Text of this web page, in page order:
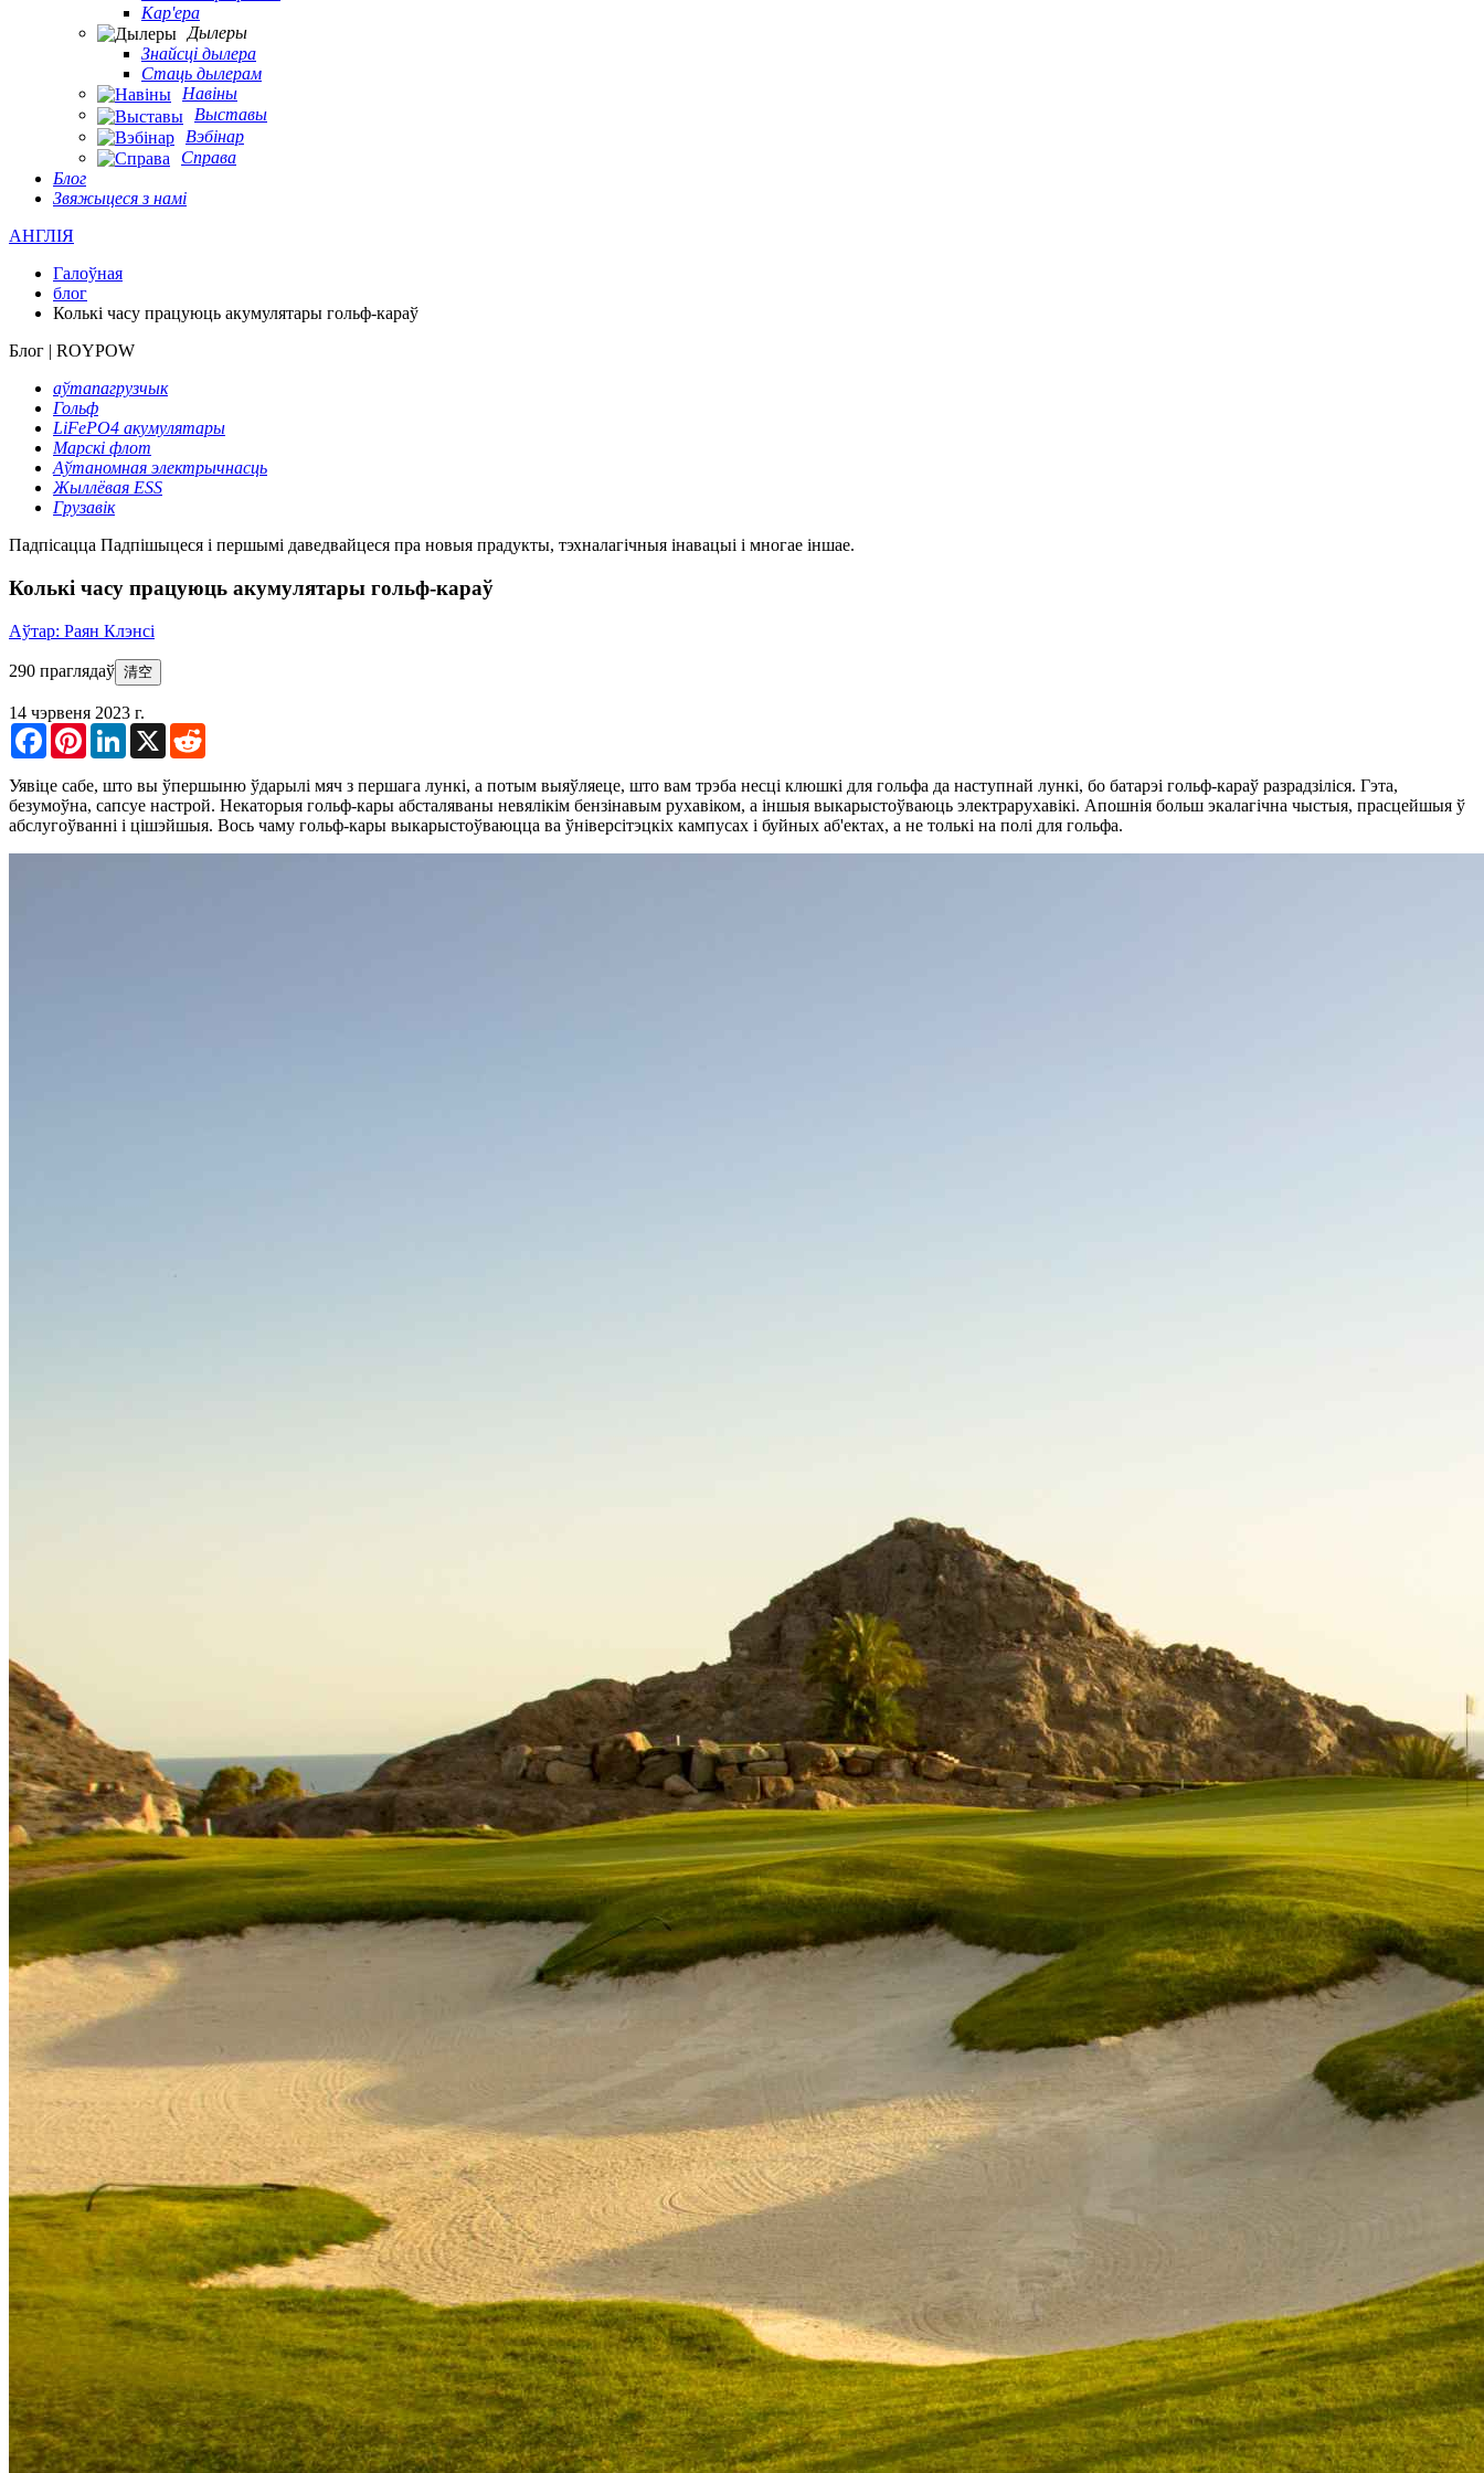
Кар'ера
Дылеры
Знайсці дылера
Стаць дылерам
Навіны
Выставы
Вэбінар
Справа
Блог
Звяжыцеся з намі
АНГЛІЯ
Галоўная
блог
Колькі часу працуюць акумулятары гольф-караў
Блог | ROYPOW
аўтапагрузчык
Гольф
LiFePO4 акумулятары
Марскі флот
Аўтаномная электрычнасць
Жыллёвая ESS
Грузавік
Падпісацца Падпішыцеся і першымі даведвайцеся пра новыя прадукты, тэхналагічныя інавацыі і многае іншае.
Колькі часу працуюць акумулятары гольф-караў
Аўтар: Раян Клэнсі
290 праглядаў 清空
14 чэрвеня 2023 г.
FacebookPinterestLinkedIn
X
Уявіце сабе, што вы ўпершыню ўдарылі мяч з першага лункі, а потым выяўляеце, што вам трэба несці клюшкі для гольфа да наступнай лункі, бо батарэі гольф-караў разрадзіліся. Гэта,
безумоўна, сапсуе настрой. Некаторыя гольф-кары абсталяваны невялікім бензінавым рухавіком, а іншыя выкарыстоўваюць электрарухавікі. Апошнія больш экалагічна чыстыя, прасцейшыя ў
абслугоўванні і цішэйшыя. Вось чаму гольф-кары выкарыстоўваюцца ва ўніверсітэцкіх кампусах і буйных аб'ектах, а не толькі на полі для гольфа.